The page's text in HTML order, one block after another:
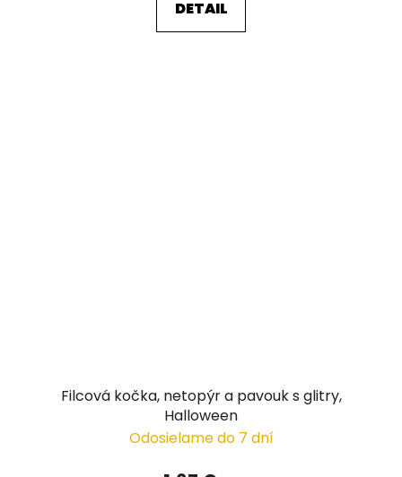
DETAIL
Filcová kočka, netopýr a pavouk s glitry,
Halloween
Odosielame do 7 dní